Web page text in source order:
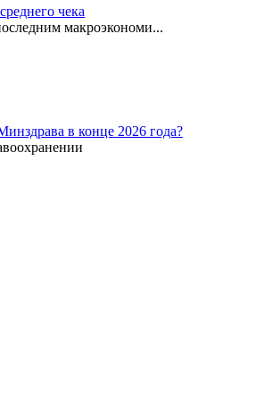
чека
макроэкономи...
в конце 2026 года?